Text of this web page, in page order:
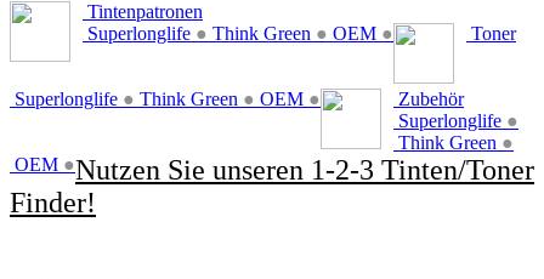
Tintenpatronen
Superlonglife ● Think Green ● OEM ● Toner
Superlonglife ● Think Green ● OEM ●
Zubehör
Superlonglife ●
Think Green ●
OEM ●Nutzen Sie unseren 1-2-3 Tinten/Toner
Finder!